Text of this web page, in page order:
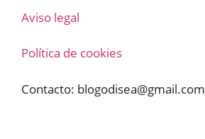
Aviso legal
Política de cookies
Contacto: blogodisea@gmail.com